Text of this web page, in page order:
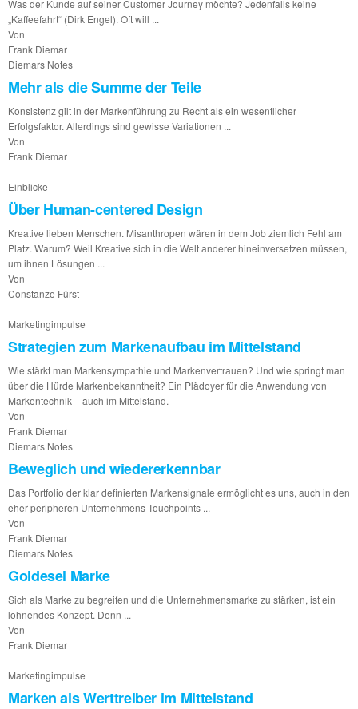
Was der Kunde auf seiner Customer Journey möchte? Jedenfalls keine
„Kaffeefahrt“ (Dirk Engel). Oft will ...
Von
Frank Diemar
Diemars Notes
Mehr als die Summe der Teile
Konsistenz gilt in der Markenführung zu Recht als ein wesentlicher
Erfolgsfaktor. Allerdings sind gewisse Variationen ...
Von
Frank Diemar
Einblicke
Über Human-centered Design
Kreative lieben Menschen. Misanthropen wären in dem Job ziemlich Fehl am
Platz. Warum? Weil Kreative sich in die Welt anderer hineinversetzen müssen,
um ihnen Lösungen ...
Von
Constanze Fürst
Marketingimpulse
Strategien zum Markenaufbau im Mittelstand
Wie stärkt man Markensympathie und Markenvertrauen? Und wie springt man
über die Hürde Markenbekanntheit? Ein Plädoyer für die Anwendung von
Markentechnik – auch im Mittelstand.
Von
Frank Diemar
Diemars Notes
Beweglich und wiedererkennbar
Das Portfolio der klar definierten Markensignale ermöglicht es uns, auch in den
eher peripheren Unternehmens-Touchpoints ...
Von
Frank Diemar
Diemars Notes
Goldesel Marke
Sich als Marke zu begreifen und die Unternehmensmarke zu stärken, ist ein
lohnendes Konzept. Denn ...
Von
Frank Diemar
Marketingimpulse
Marken als Werttreiber im Mittelstand